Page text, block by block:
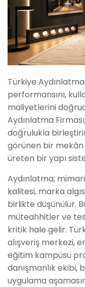
Türkiye
performansını,
maliyetlerini
Aydınlatma
doğrulukla
görünen bir
üreten bir yapı
Aydınlatma;
kalitesi, marka
birlikte düşünülür.
müteahhitler ve
kritik hale gelir.
alışveriş merkezi,
eğitim kampüsü
danışmanlık ekibi,
uygulama